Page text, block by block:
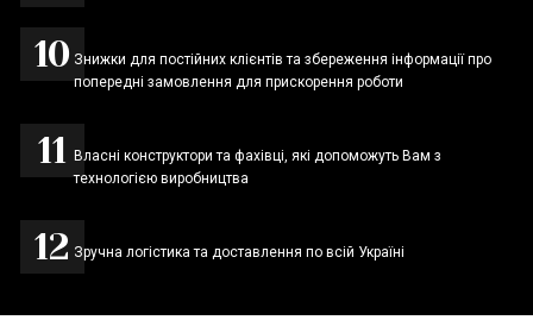
Знижки для постійних клієнтів та збереження інформації про
попередні замовлення для прискорення роботи
Власні конструктори та фахівці, які допоможуть Вам з
технологією виробництва
Зручна логістика та доставлення по всій Україні